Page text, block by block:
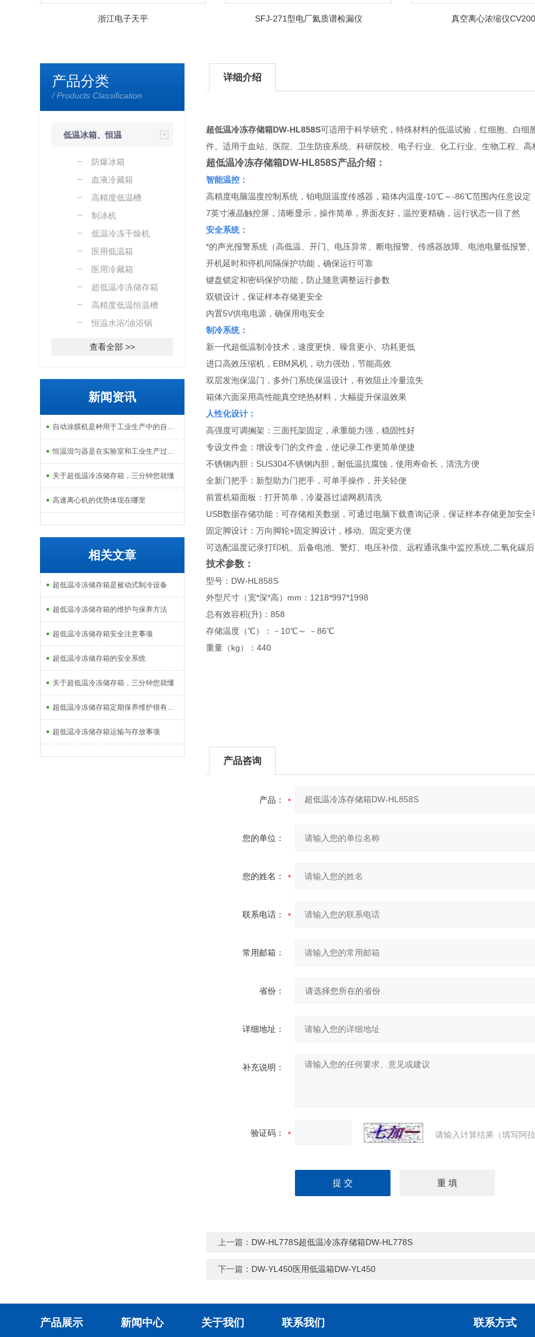
浙江电子天平 SFJ-271型电厂氦质谱检漏仪 真空离心浓缩仪
产品分类
/ Products Classification
低温冰箱、恒温
槽、制冷机等
防爆冰箱
血液冷藏箱
高精度低温槽
制冰机
低温冷冻干燥机
医用低温箱
医用冷藏箱
超低温冷冻储存箱
高精度低温恒温槽
恒温水浴/油浴锅
查看全部 >>
新闻资讯
自动涂膜机是种用于工业生产中的自动化设备
恒温混匀器是在实验室和工业生产过程中常见的设备
关于超低温冷冻储存箱，三分钟您就懂
高速离心机的优势体现在哪里
相关文章
超低温冷冻储存箱是被动式制冷设备
超低温冷冻储存箱的维护与保养方法
超低温冷冻储存箱安全注意事项
超低温冷冻储存箱的安全系统
关于超低温冷冻储存箱，三分钟您就懂
超低温冷冻储存箱定期保养维护很有必要
超低温冷冻储存箱运输与存放事项
详细介绍
超低温冷冻存储箱DW-HL858S可适用于科学研究，特殊材料的低温试验，红细胞、白
件。适用于血站、医院、卫生防疫系统、科研院校、电子行业、化工行业、生物工程、
超低温冷冻存储箱DW-HL858S产品介绍：
智能温控：
高精度电脑温度控制系统，铂电阻温度传感器，箱体内温度-10℃～-86℃范围内任意设定
7英寸液晶触控屏，清晰显示，操作简单，界面友好，温控更精确，运行状态一目了然
安全系统：
*的声光报警系统（高低温、开门、电压异常、断电报警、传感器故障、电池电量低报警
开机延时和停机间隔保护功能，确保运行可靠
键盘锁定和密码保护功能，防止随意调整运行参数
双锁设计，保证样本存储更安全
内置5V供电电源，确保用电安全
制冷系统：
新一代超低温制冷技术，速度更快、噪音更小、功耗更低
进口高效压缩机，EBM风机，动力强劲，节能高效
双层发泡保温门，多外门系统保温设计，有效阻止冷量流失
箱体六面采用高性能真空绝热材料，大幅提升保温效果
人性化设计：
高强度可调搁架：三面托架固定，承重能力强，稳固性好
专设文件盒：增设专门的文件盒，使记录工作更简单便捷
不锈钢内胆：SUS304不锈钢内胆，耐低温抗腐蚀，使用寿命长，清洗方便
全新门把手：新型助力门把手，可单手操作，开关轻便
前置机箱面板：打开简单，冷凝器过滤网易清洗
USB数据存储功能：可存储相关数据，可通过电脑下载查询记录，保证样本存储更加安全
固定脚设计：万向脚轮+固定脚设计，移动、固定更方便
可选配温度记录打印机、后备电池、警灯、电压补偿、远程通讯集中监控系统,二氧化碳
技术参数：
型号：DW-HL858S
外型尺寸（宽*深*高）mm：1218*997*1998
总有效容积(升)：858
存储温度（℃）：－10℃～ －86℃
重量（kg）：440
产品咨询
产品：
您的单位：
您的姓名：
联系电话：
常用邮箱：
省份：
详细地址：
补充说明：
验证码： 请输入计算结果（填写阿
上一篇： DW-HL778S超低温冷冻存储箱DW-HL778S
下一篇： DW-YL450医用低温箱DW-YL450
产品展示 新闻中心 关于我们 联系我们 联系方式